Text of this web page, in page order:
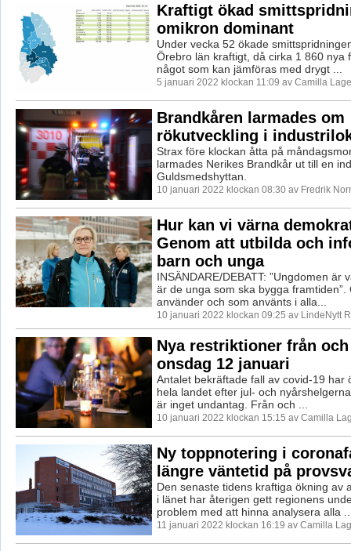
Kraftigt ökad
omikron dominant
Under vecka 52 ökade
Örebro län kraftigt, då cirka 1 860 nya
något som kan jämföras med drygt ...
5 januari 2022 klockan 11:09 av Camilla
Brandkåren larmades om
rökutveckling i
Strax före klockan åtta på
larmades Nerikes Brandkår ut till en
Guldsmedshyttan.
10 januari 2022 klockan 08:30 av Fredrik
Hur kan vi värna
Genom att utbilda och
barn och unga
INSÄNDARE/DEBATT: ”Ungdomen är
är de unga som ska bygga framtiden”.
använder och som använts i alla...
10 januari 2022 klockan 09:25 av LindeNytt
Nya restriktioner från
onsdag 12 januari
Antalet bekräftade fall av covid-19 har
hela landet efter jul- och
är inget undantag. Från och ...
10 januari 2022 klockan 15:15 av Camilla
Ny toppnotering i
längre väntetid på
Den senaste tidens kraftiga ökning av
i länet har återigen gett regionens
problem med att hinna analysera alla
11 januari 2022 klockan 16:19 av Camilla